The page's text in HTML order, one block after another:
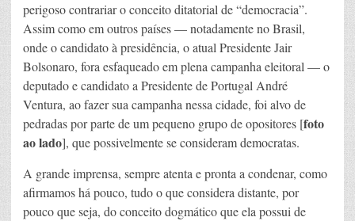
perigoso contrariar o conceito ditatorial de “democracia”.
Assim como em outros países — notadamente no Brasil,
onde o candidato à presidência, o atual Presidente Jair
Bolsonaro, fora esfaqueado em plena campanha eleitoral — o
deputado e candidato a Presidente de Portugal André
Ventura, ao fazer sua campanha nessa cidade, foi alvo de
pedradas por parte de um pequeno grupo de opositores [foto
ao lado], que possivelmente se consideram democratas.
A grande imprensa, sempre atenta e pronta a condenar, como
afirmamos há pouco, tudo o que considera distante, por
pouco que seja, do conceito dogmático que ela possui de